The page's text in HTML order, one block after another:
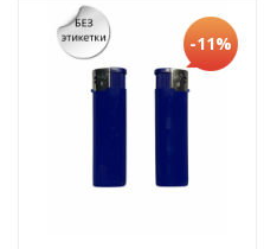
-11%